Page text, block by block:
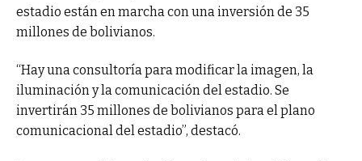
estadio están en marcha con una inversión de 35
millones de bolivianos.
“Hay una consultoría para modificar la imagen, la
iluminación y la comunicación del estadio. Se
invertirán 35 millones de bolivianos para el plano
comunicacional del estadio”, destacó.